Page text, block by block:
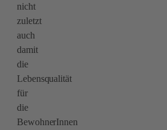
nicht
zuletzt
auch
damit
die
Lebensqualität
für
die
BewohnerInnen